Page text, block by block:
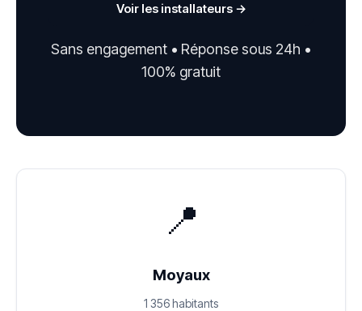
Voir les installateurs →
Sans engagement • Réponse sous 24h •
100% gratuit
📍
Moyaux
1 356 habitants